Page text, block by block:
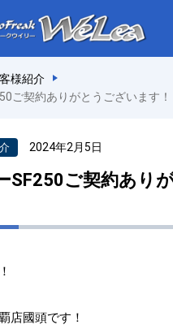
様紹介
ご契約ありがとうございます！
2024年2月5日
SF250ご契約あり
店國頭です！